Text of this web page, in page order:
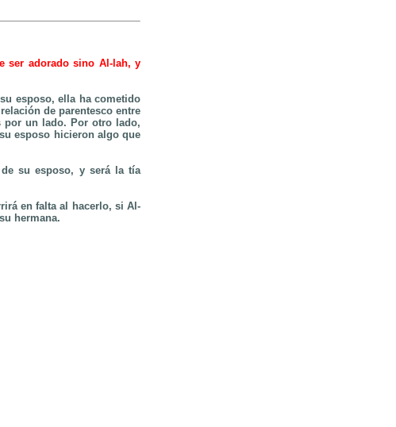
ser adorado sino Al-lah, y
esposo, ella ha cometido
de parentesco entre
por un lado. Por otro lado,
esposo hicieron algo que
su esposo, y será la tía
en falta al hacerlo, si Al-
hermana.